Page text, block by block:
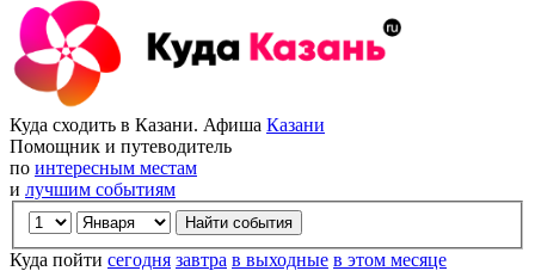
Куда сходить в Казани. Афиша Казани
Помощник и путеводитель
по интересным местам
и лучшим событиям
Куда пойти сегодня завтра в выходные в этом месяце